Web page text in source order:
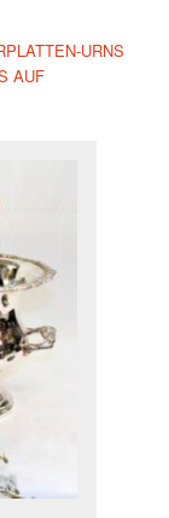
URNS
AUF